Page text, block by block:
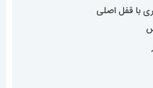
با قفل اصلی